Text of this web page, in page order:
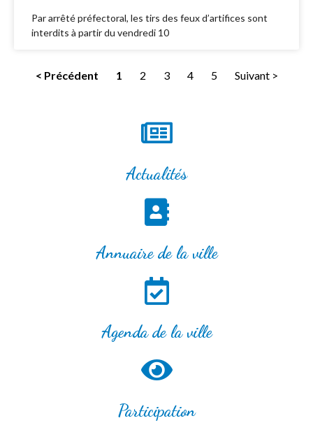
Par arrêté préfectoral, les tirs des feux d’artifices sont
interdits à partir du vendredi 10
< Précédent 1 2 3 4 5 Suivant >
Actualités
Annuaire de la ville
Agenda de la ville
Participation